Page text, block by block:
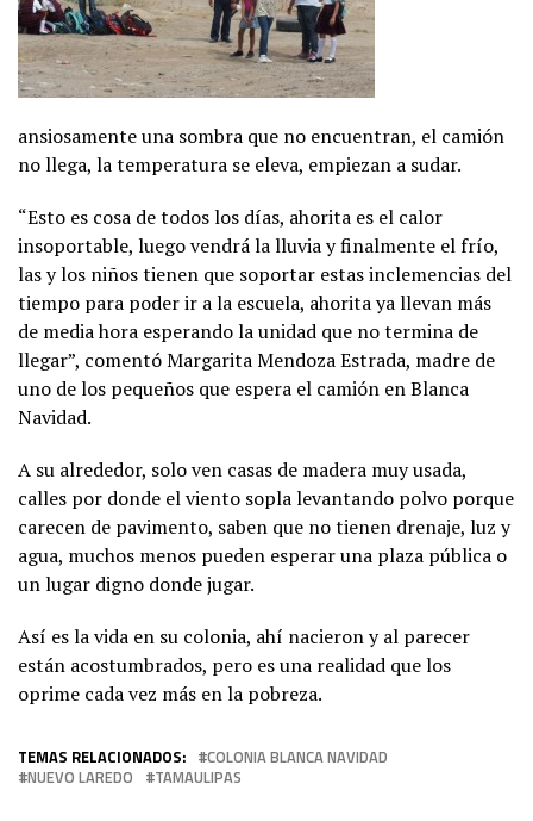
ansiosamente una sombra que no encuentran, el camión
no llega, la temperatura se eleva, empiezan a sudar.
“Esto es cosa de todos los días, ahorita es el calor
insoportable, luego vendrá la lluvia y finalmente el frío,
las y los niños tienen que soportar estas inclemencias del
tiempo para poder ir a la escuela, ahorita ya llevan más
de media hora esperando la unidad que no termina de
llegar”, comentó Margarita Mendoza Estrada, madre de
uno de los pequeños que espera el camión en Blanca
Navidad.
A su alrededor, solo ven casas de madera muy usada,
calles por donde el viento sopla levantando polvo porque
carecen de pavimento, saben que no tienen drenaje, luz y
agua, muchos menos pueden esperar una plaza pública o
un lugar digno donde jugar.
Así es la vida en su colonia, ahí nacieron y al parecer
están acostumbrados, pero es una realidad que los
oprime cada vez más en la pobreza.
TEMAS RELACIONADOS:
COLONIA BLANCA NAVIDAD
NUEVO LAREDO
TAMAULIPAS